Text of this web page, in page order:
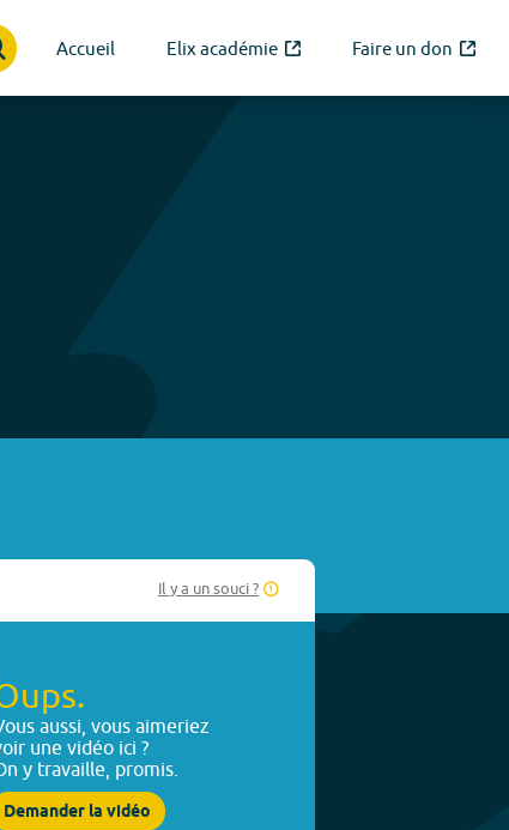
Accueil Elix académie Faire un don
Il y a un souci ?
aussi, vous aimeriez
une vidéo ici ?
y travaille, promis.
Demander la vidéo